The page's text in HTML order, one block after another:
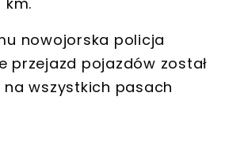
nowojorska policja
przejazd pojazdów został
na wszystkich pasach